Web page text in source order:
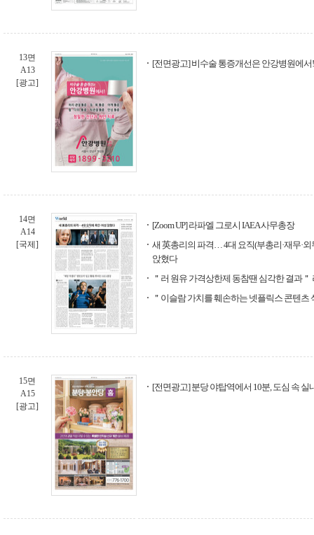
13면
A13
[광고]
[전면광고] 비수술 통증개선은 안강병원에서!
14면
A14
[국제]
[Zoom UP] 라파엘 그로시 IAEA 사무총장
새 英총리의 파격… 4대 요직(부총리·재무·외
앉혔다
＂러 원유 가격상한제 동참땐 심각한 결과＂
＂이슬람 가치를 훼손하는 넷플릭스 콘텐츠
15면
A15
[광고]
[전면광고] 분당 야탑역에서 10분, 도심 속 실